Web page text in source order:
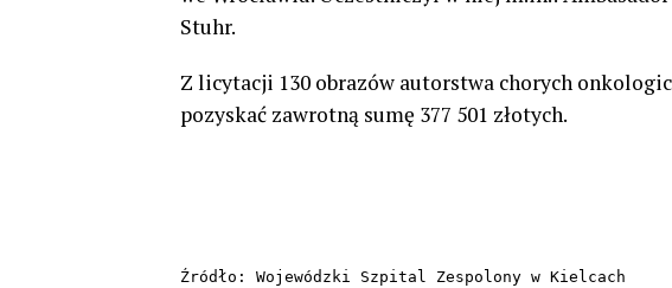
Stuhr.
Z licytacji 130 obrazów autorstwa chorych
pozyskać zawrotną sumę 377 501 złotych.
Źródło: Wojewódzki Szpital Zespolony w Kielcach